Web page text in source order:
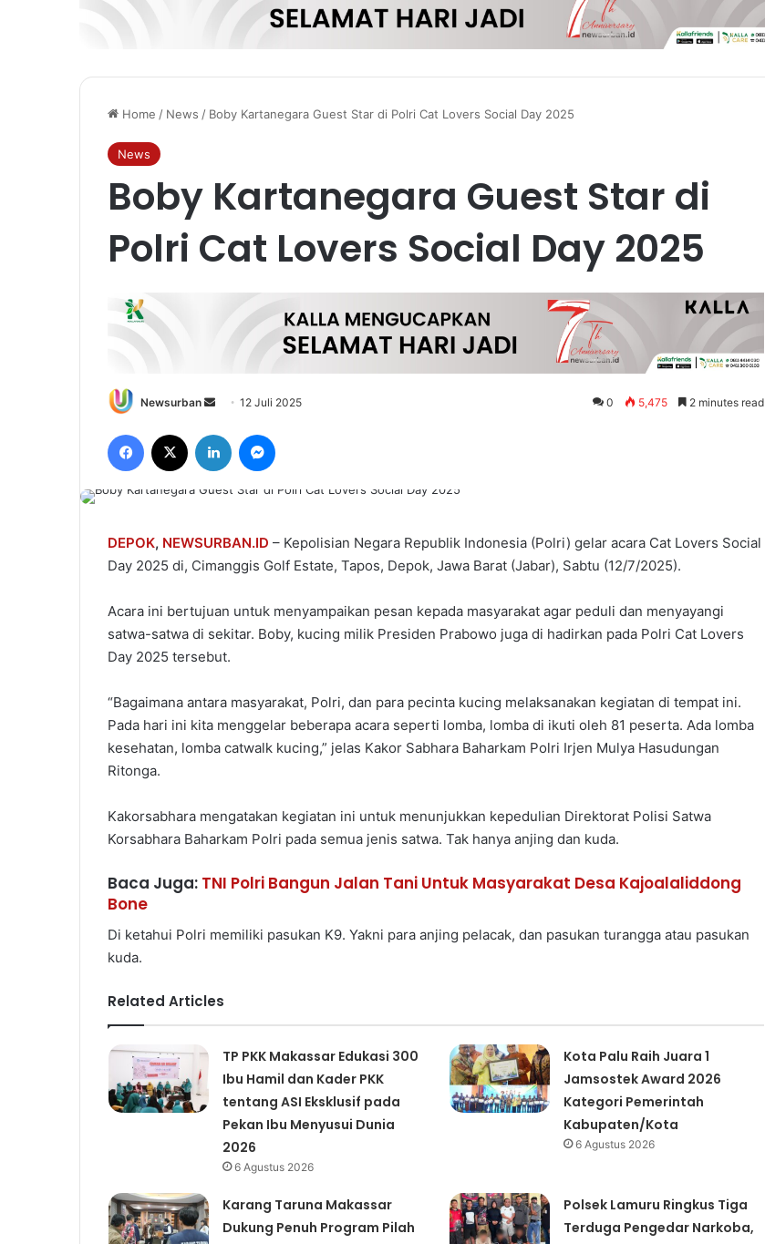
Home / News / Boby Kartanegara Guest Star di Polri Cat Lovers Social Day 2025
News
Boby Kartanegara Guest Star di
Polri Cat Lovers Social Day 2025
Newsurban
Send
email
12 Juli 2025 0 5,475 2 minutes read
Facebook LinkedIn
DEPOK, NEWSURBAN.ID – Kepolisian Negara Republik Indonesia (Polri) gelar acara Cat Lovers Social
Day 2025 di, Cimanggis Golf Estate, Tapos, Depok, Jawa Barat (Jabar), Sabtu (12/7/2025).
Acara ini bertujuan untuk menyampaikan pesan kepada masyarakat agar peduli dan menyayangi
satwa-satwa di sekitar. Boby, kucing milik Presiden Prabowo juga di hadirkan pada Polri Cat Lovers
Day 2025 tersebut.
“Bagaimana antara masyarakat, Polri, dan para pecinta kucing melaksanakan kegiatan di tempat ini.
Pada hari ini kita menggelar beberapa acara seperti lomba, lomba di ikuti oleh 81 peserta. Ada lomba
kesehatan, lomba catwalk kucing,” jelas Kakor Sabhara Baharkam Polri Irjen Mulya Hasudungan
Ritonga.
Kakorsabhara mengatakan kegiatan ini untuk menunjukkan kepedulian Direktorat Polisi Satwa
Korsabhara Baharkam Polri pada semua jenis satwa. Tak hanya anjing dan kuda.
Baca Juga: TNI Polri Bangun Jalan Tani Untuk Masyarakat Desa Kajoalaliddong
Bone
Di ketahui Polri memiliki pasukan K9. Yakni para anjing pelacak, dan pasukan turangga atau pasukan
kuda.
Related Articles
TP PKK Makassar Edukasi 300
Ibu Hamil dan Kader PKK
tentang ASI Eksklusif pada
Pekan Ibu Menyusui Dunia
2026
6 Agustus 2026
Kota Palu Raih Juara 1
Jamsostek Award 2026
Kategori Pemerintah
Kabupaten/Kota
6 Agustus 2026
Karang Taruna Makassar
Dukung Penuh Program Pilah
Polsek Lamuru Ringkus Tiga
Terduga Pengedar Narkoba,